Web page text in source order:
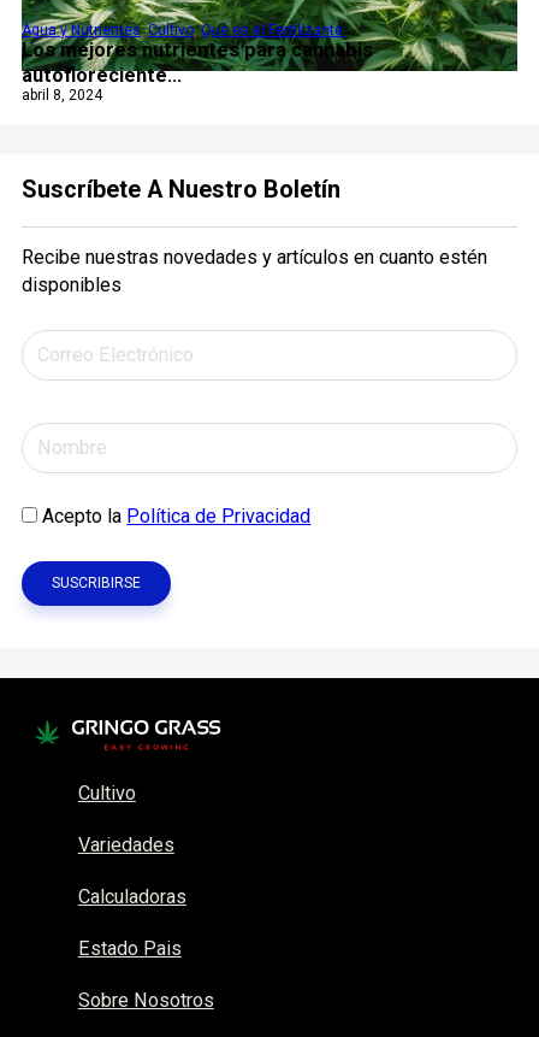
Los mejores nutrientes para cannabis
autofloreciente...
Agua y Nutrientes,Cultivo,Qué es el Fertilizante
abril 8, 2024
Suscríbete A Nuestro Boletín
Recibe nuestras novedades y artículos en cuanto estén
disponibles
Acepto la Política de Privacidad
Cultivo
Variedades
Calculadoras
Estado Pais
Sobre Nosotros